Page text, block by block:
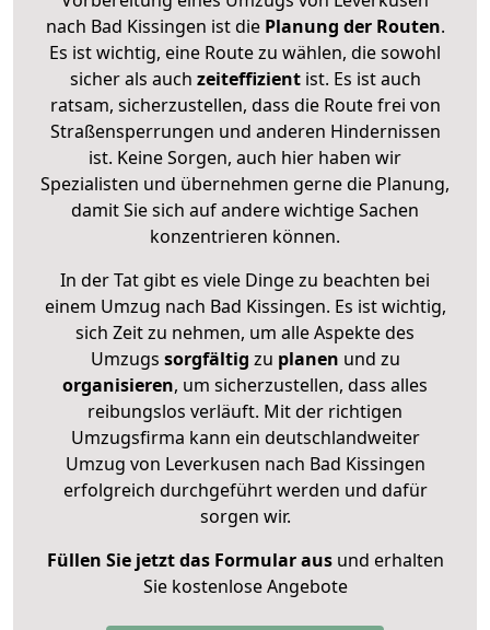
nach Bad Kissingen ist diePlanung der Routen.
Es ist wichtig, eine Route zu wählen, die sowohl
sicher als auch zeiteffizientist. Es ist auch
ratsam, sicherzustellen, dass die Route frei von
Straßensperrungen und anderen Hindernissen
ist. Keine Sorgen, auch hier haben wir
Spezialisten und übernehmen gerne die Planung,
damit Sie sich auf andere wichtige Sachen
konzentrieren können.
In der Tat gibt es viele Dinge zu beachten bei
einem Umzug nach Bad Kissingen. Es ist wichtig,
sich Zeit zu nehmen, um alle Aspekte des
Umzugs sorgfältig zu planen und zu
organisieren, um sicherzustellen, dass alles
reibungslos verläuft. Mit der richtigen
Umzugsfirma kann ein deutschlandweiter
Umzug von Leverkusen nach Bad Kissingen
erfolgreich durchgeführt werden und dafür
sorgen wir.
Füllen Sie jetzt das Formular ausund erhalten
Sie kostenlose Angebote